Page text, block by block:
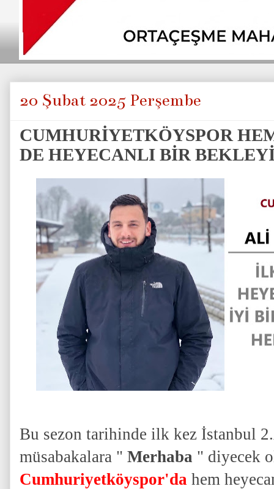
20 Şubat 2025 Perşembe
CUMHURİYETKÖYSPOR
DE HEYECANLI BİR
Bu sezon tarihinde ilk kez İstanbul
müsabakalara " Merhaba " diyecek
Cumhuriyetköyspor'da hem